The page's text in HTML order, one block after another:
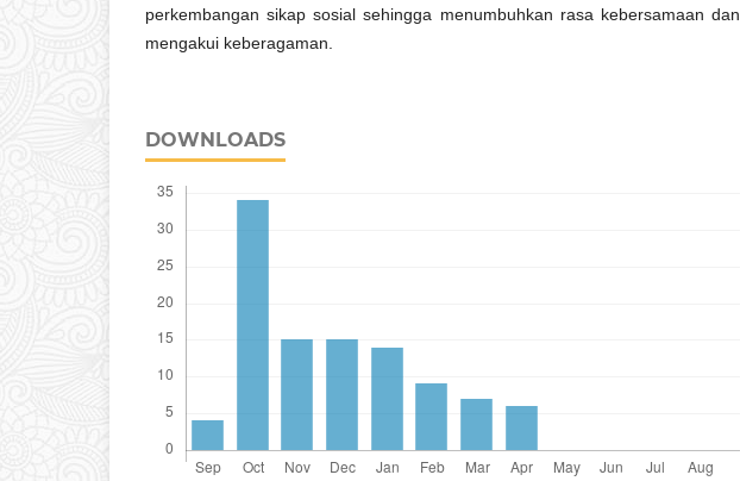
perkembangan sikap sosial sehingga menumbuhkan rasa kebersamaan dan
mengakui keberagaman.
DOWNLOADS